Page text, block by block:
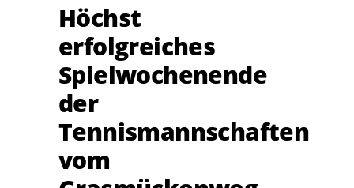
Höchst
erfolgreiches
Spielwochenende
der
Tennismannschaften
vom